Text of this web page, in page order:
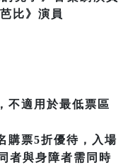
比》演員
不適用於最低票區
購票5折優待，入場
者與身障者需同時